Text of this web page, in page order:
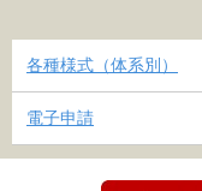
各種様式（体系別）
電子申請